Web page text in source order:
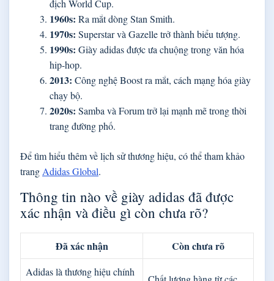
địch World Cup.
1960s: Ra mắt dòng Stan Smith.
1970s: Superstar và Gazelle trở thành biểu tượng.
1990s: Giày adidas được ưa chuộng trong văn hóa
hip-hop.
2013: Công nghệ Boost ra mắt, cách mạng hóa giày
chạy bộ.
2020s: Samba và Forum trở lại mạnh mẽ trong thời
trang đường phố.
Để tìm hiểu thêm về lịch sử thương hiệu, có thể tham khảo
trang Adidas Global.
Thông tin nào về giày adidas đã được
xác nhận và điều gì còn chưa rõ?
Đã xác nhận Còn chưa rõ
Adidas là thương hiệu chính